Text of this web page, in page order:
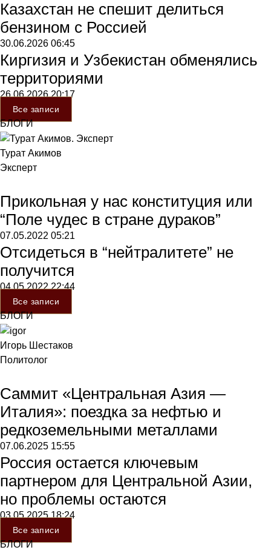
Казахстан не спешит делиться
бензином с Россией
30.06.2026 06:45
Киргизия и Узбекистан обменялись
территориями
26.06.202620:17
Все записи
БЛОГИ
Турат Акимов
Эксперт
Прикольная у нас конституция или
“Поле чудес в стране дураков”
07.05.2022 05:21
Отсидеться в “нейтралитете” не
получится
04.05.202222:44
Все записи
БЛОГИ
Игорь Шестаков
Политолог
Саммит «Центральная Азия —
Италия»: поездка за нефтью и
редкоземельными металлами
07.06.2025 15:55
Россия остается ключевым
партнером для Центральной Азии,
но проблемы остаются
03.05.202518:24
Все записи
БЛОГИ